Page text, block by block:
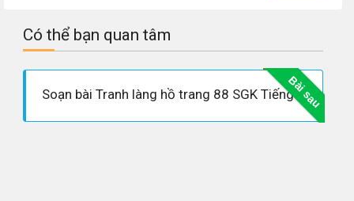
Có thể bạn quan tâm
Bài sau
Soạn bài Tranh làng hồ trang 88 SGK Tiếng Việt 5 tập 2